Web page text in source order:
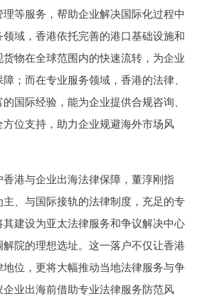
等服务，帮助企业解决国际化过程中
域，香港依托完善的港口基础设施和
物在全球范围内的快速流转，为企业
；而在专业服务领域，香港的法律、
国际经验，能为企业提供合规咨询、
位支持，助力企业规避海外市场风
港与企业出海法律保障，董淳刚指
、与国际接轨的法律制度，充足的专
建设为亚太法律服务和争议解决中心
院的理想选址。这一落户不仅让香港
位，更将大幅推动当地法律服务与争
业出海前借助专业法律服务防范风